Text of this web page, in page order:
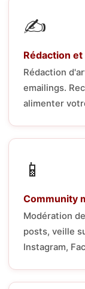
✍️
Rédaction
Rédaction
emailings.
alimenter
📱
Community
Modération
posts, veille
Instagram,